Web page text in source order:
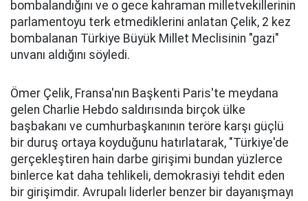
bombalandığını ve o gece kahraman milletvekillerinin
parlamentoyu terk etmediklerini anlatan Çelik, 2 kez
bombalanan Türkiye Büyük Millet Meclisinin "gazi"
unvanı aldığını söyledi.
Ömer Çelik, Fransa'nın Başkenti Paris'te meydana
gelen Charlie Hebdo saldırısında birçok ülke
başbakanı ve cumhurbaşkanının teröre karşı güçlü
bir duruş ortaya koyduğunu hatırlatarak, "Türkiye'de
gerçekleştiren hain darbe girişimi bundan yüzlerce
binlerce kat daha tehlikeli, demokrasiyi tehdit eden
bir girişimdir. Avrupalı liderler benzer bir dayanışmayı